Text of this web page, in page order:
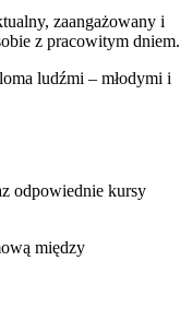
zaangażowany i
z pracowitym dniem.
ludźmi – młodymi i
odpowiednie kursy
między